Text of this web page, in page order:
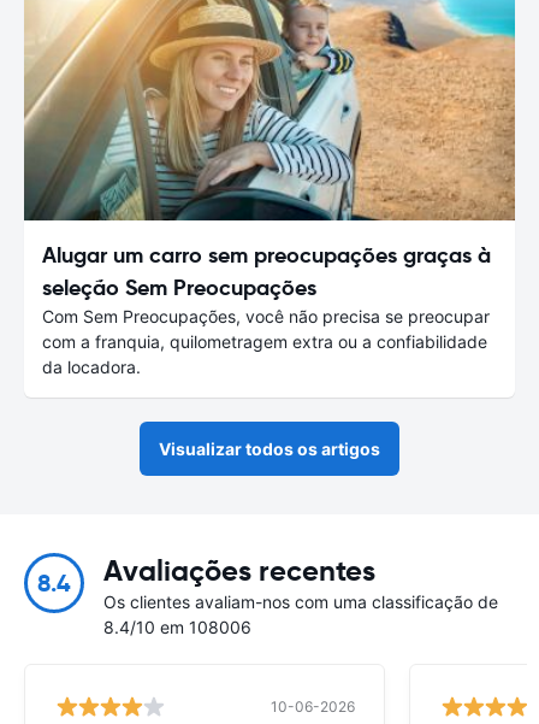
Alugar um carro sem preocupações graças à
seleção Sem Preocupações
Com Sem Preocupações, você não precisa se preocupar
com a franquia, quilometragem extra ou a confiabilidade
da locadora.
Visualizar todos os artigos
8.4 Avaliações recentes
Os clientes avaliam-nos com uma classificação de
8.4/10 em 108006
10-06-2026